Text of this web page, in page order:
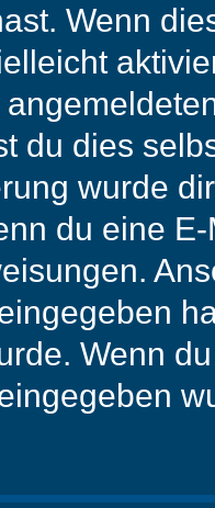
Wenn
du dies
wurde
du eine
Wenn